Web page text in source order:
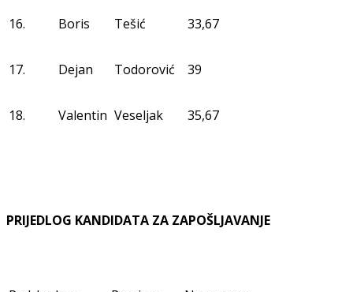
16. Boris Tešić 33,67
17. Dejan Todorović 39
18. Valentin Veseljak 35,67
PRIJEDLOG KANDIDATA ZA ZAPOŠLJAVANJE